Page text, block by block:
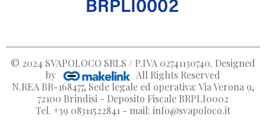
© 2024 SVAPOLOCO SRLS / P.IVA 02741130740. Designed
by
All Rights Reserved
N.REA BR-168477, Sede legale ed operativa: Via Verona 9,
72100 Brindisi - Deposito Fiscale BRPLI0002
Tel. +39 08311522841 - mail: info@svapoloco.it